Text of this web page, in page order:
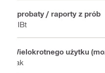
Aprobaty / raporty z prób
DIBt
Wielokrotnego użytku
Tak